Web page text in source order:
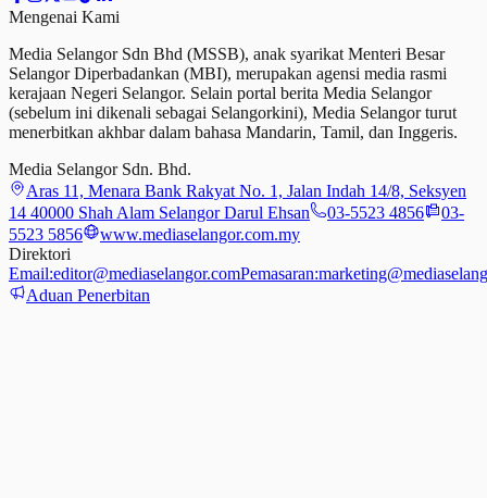
Mengenai Kami
Media Selangor Sdn Bhd (MSSB), anak syarikat Menteri Besar
Selangor Diperbadankan (MBI), merupakan agensi media rasmi
kerajaan Negeri Selangor. Selain portal berita Media Selangor
(sebelum ini dikenali sebagai Selangorkini), Media Selangor turut
menerbitkan akhbar dalam bahasa Mandarin, Tamil, dan Inggeris.
Media Selangor Sdn. Bhd.
Aras 11, Menara Bank Rakyat No. 1, Jalan Indah 14/8, Seksyen
14 40000 Shah Alam Selangor Darul Ehsan
03-5523 4856
03-
5523 5856
www.mediaselangor.com.my
Direktori
Email:editor@mediaselangor.comPemasaran:
Aduan Penerbitan